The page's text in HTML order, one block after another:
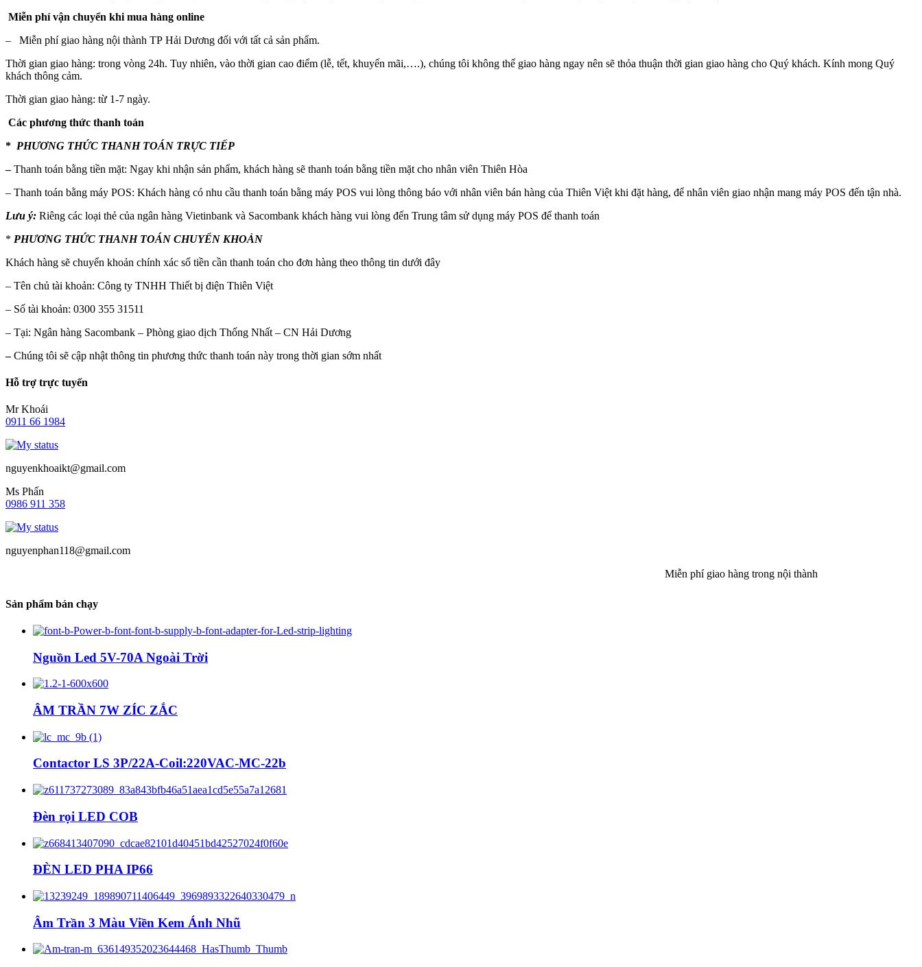
Miễn phí vận chuyển khi mua hàng online
– Miễn phí giao hàng nội thành TP Hải Dương đối với tất cả sản phẩm.
Thời gian giao hàng: trong vòng 24h. Tuy nhiên, vào thời gian cao điểm (lễ, tết, khuyến mãi,….), chúng tôi không thể giao hàng ngay nên sẽ thỏa thuận thời gian giao hàng cho Quý khách. Kính mong Quý
khách thông cảm.
Thời gian giao hàng: từ 1-7 ngày.
Các phương thức thanh toán
* PHƯƠNG THỨC THANH TOÁN TRỰC TIẾP
–Thanh toán bằng tiền mặt: Ngay khi nhận sản phẩm, khách hàng sẽ thanh toán bằng tiền mặt cho nhân viên Thiên Hòa
– Thanh toán bằng máy POS: Khách hàng có nhu cầu thanh toán bằng máy POS vui lòng thông báo với nhân viên bán hàng của Thiên Việt khi đặt hàng, để nhân viên giao nhận mang máy POS đến tận nhà.
Lưu ý: Riêng các loại thẻ của ngân hàng Vietinbank và Sacombank khách hàng vui lòng đến Trung tâm sử dụng máy POS để thanh toán
* PHƯƠNG THỨC THANH TOÁN CHUYỂN KHOẢN
Khách hàng sẽ chuyển khoản chính xác số tiền cần thanh toán cho đơn hàng theo thông tin dưới đây
– Tên chủ tài khoản: Công ty TNHH Thiết bị điện Thiên Việt
– Số tài khoản: 0300 355 31511
– Tại: Ngân hàng Sacombank – Phòng giao dịch Thống Nhất – CN Hải Dương
–Chúng tôi sẽ cập nhật thông tin phương thức thanh toán này trong thời gian sớm nhất
Hỗ trợ trực tuyến
Mr Khoái
0911 66 1984
nguyenkhoaikt@gmail.com
Ms Phấn
0986 911 358
nguyenphan118@gmail.com
Miễn phí giao hàng trong nội thành
Sản phẩm bán chạy
Nguồn Led 5V-70A Ngoài Trời
ÂM TRẦN 7W ZÍC ZẮC
Contactor LS 3P/22A-Coil:220VAC-MC-22b
Đèn rọi LED COB
ĐÈN LED PHA IP66
Âm Trần 3 Màu Viền Kem Ánh Nhũ